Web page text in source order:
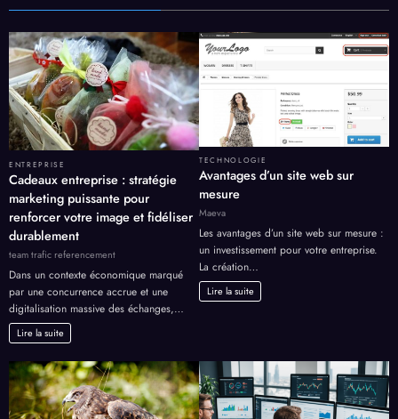
ENTREPRISE
Cadeaux entreprise : stratégie
marketing puissante pour
renforcer votre image et fidéliser
durablement
team trafic referencement
Dans un contexte économique marqué
par une concurrence accrue et une
digitalisation massive des échanges,…
Lire la suite
TECHNOLOGIE
Avantages d’un site web sur
mesure
Maeva
Les avantages d’un site web sur mesure :
un investissement pour votre entreprise.
La création…
Lire la suite